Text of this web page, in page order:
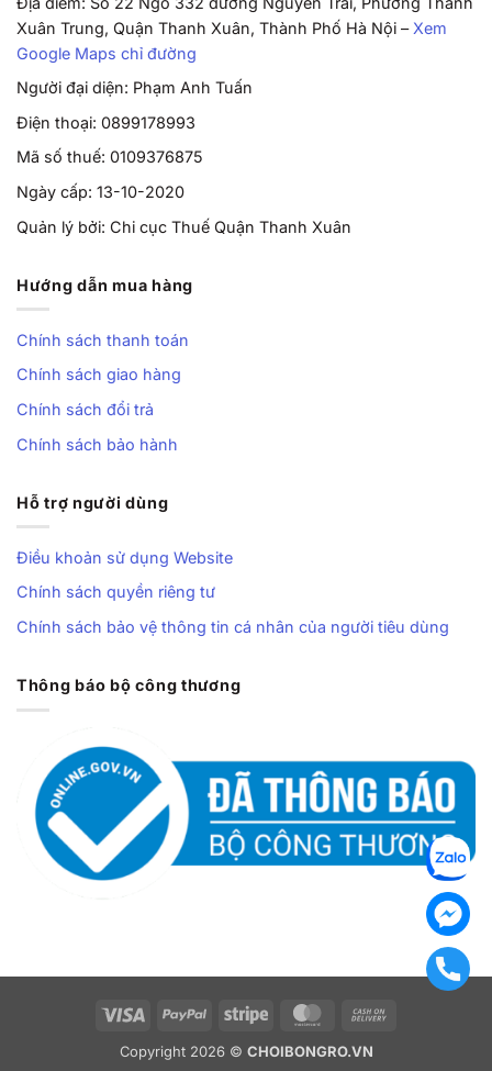
Xuân Trung, Quận Thanh Xuân, Thành Phố Hà Nội – Xem
Google Maps chỉ đường
Người đại diện: Phạm Anh Tuấn
Điện thoại: 0899178993
Mã số thuế: 0109376875
Ngày cấp: 13-10-2020
Quản lý bởi: Chi cục Thuế Quận Thanh Xuân
Hướng dẫn mua hàng
Chính sách thanh toán
Chính sách giao hàng
Chính sách đổi trả
Chính sách bảo hành
Hỗ trợ người dùng
Điều khoản sử dụng Website
Chính sách quyền riêng tư
Chính sách bảo vệ thông tin cá nhân của người tiêu dùng
Thông báo bộ công thương
Visa PayPal Stripe MasterCard
Copyright 2026 © CHOIBONGRO.VN